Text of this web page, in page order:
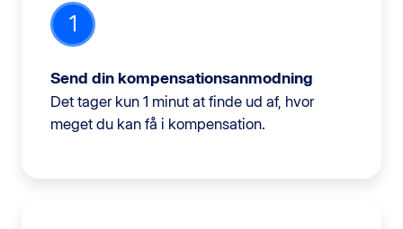
1
Send din kompensationsanmodning
Det tager kun 1 minut at finde ud af, hvor
meget du kan få i kompensation.